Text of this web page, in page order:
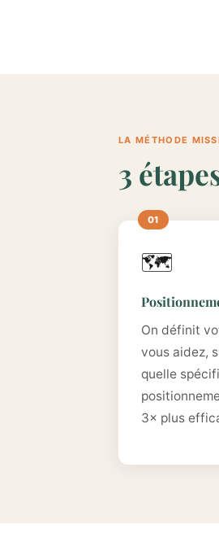
LA MÉTHODE
3
🗺️
On définit
vous aidez,
quelle
3× plus